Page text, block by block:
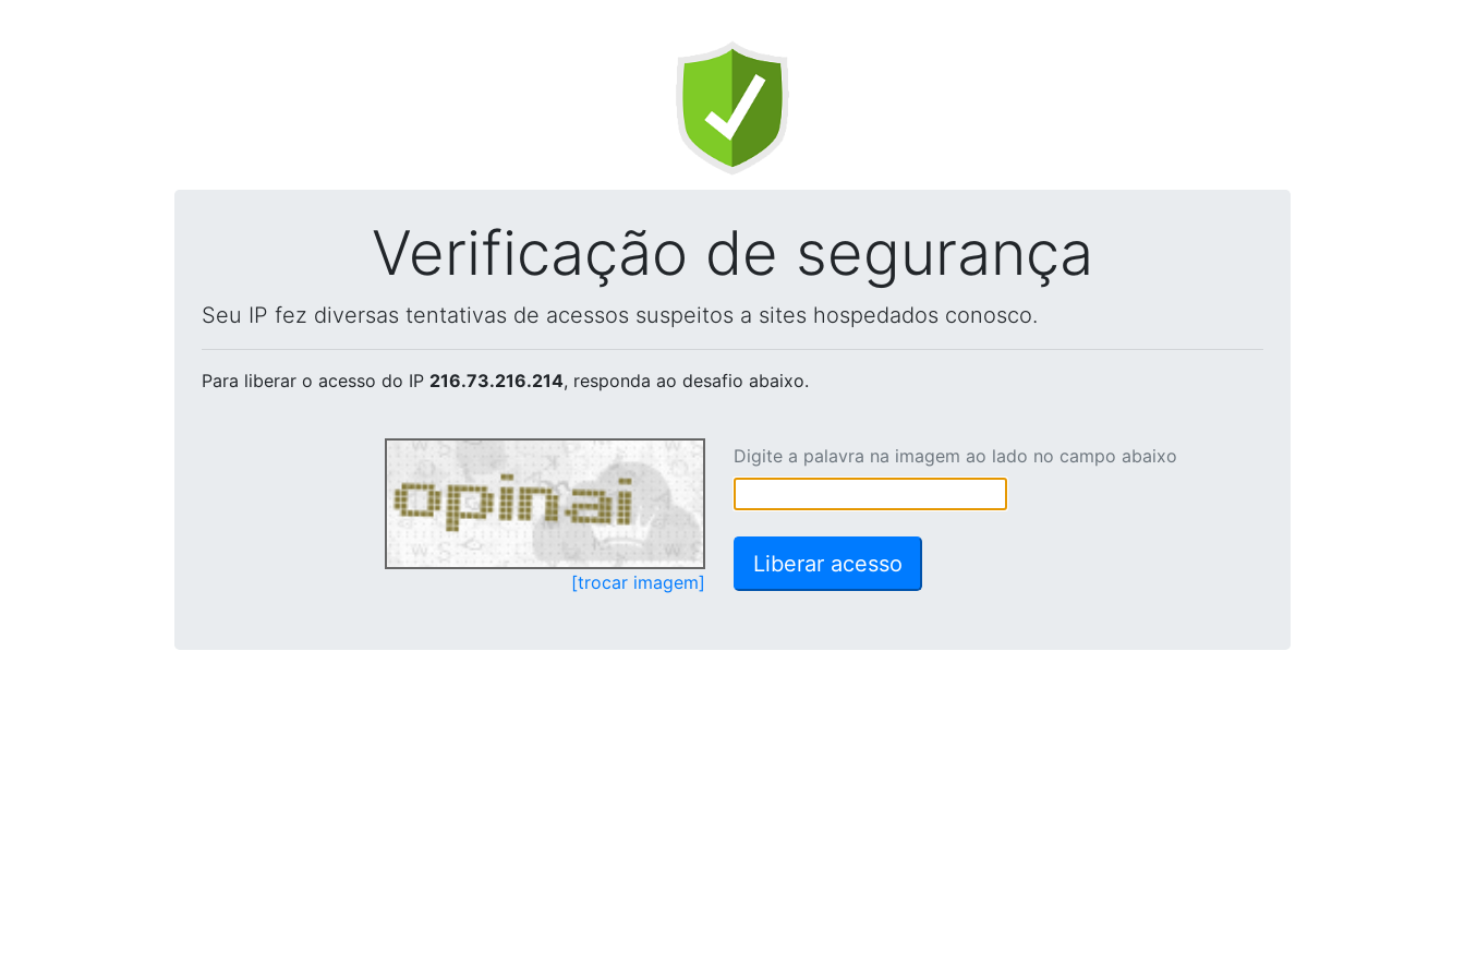
Verificação de segurança
Seu IP fez diversas tentativas de acessos suspeitos a sites hospedados conosco.
Para liberar o acesso do IP 216.73.216.214, responda ao desafio abaixo.
[trocar imagem]
Digite a palavra na imagem ao lado no campo abaixo